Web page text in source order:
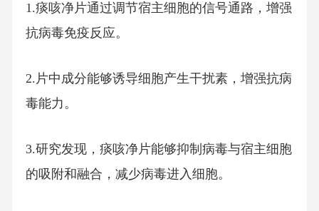
1.痰咳净片通过调节宿主细胞的信号通路，增强
抗病毒免疫反应。
2.片中成分能够诱导细胞产生干扰素，增强抗病
毒能力。
3.研究发现，痰咳净片能够抑制病毒与宿主细胞
的吸附和融合，减少病毒进入细胞。